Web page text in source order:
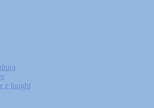
e luoghi